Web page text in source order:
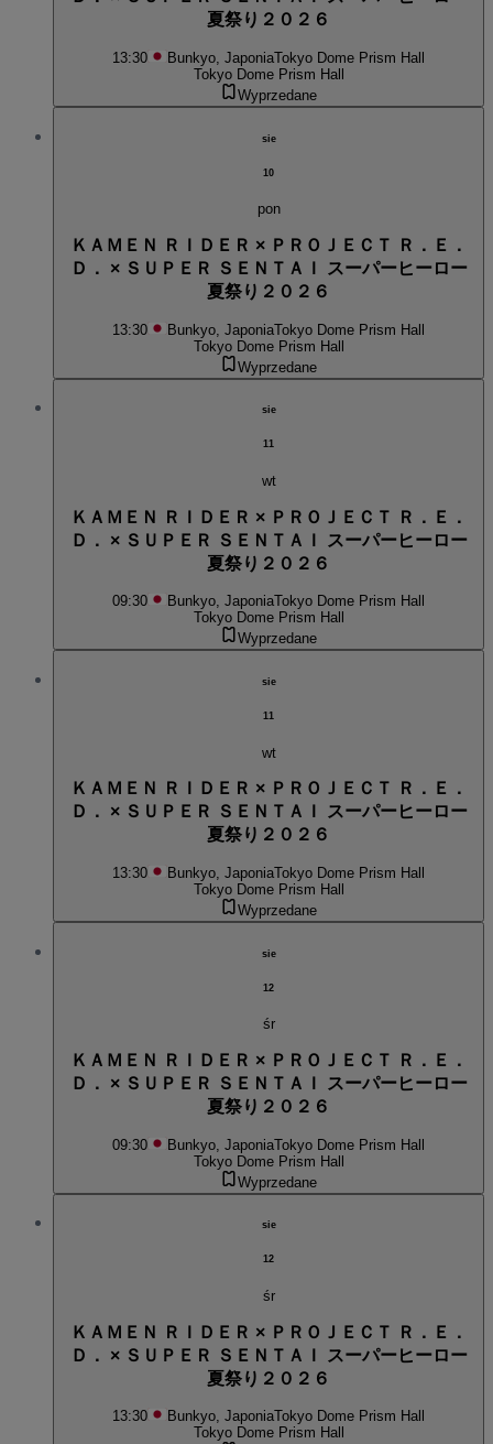
夏祭り２０２６
13:30 Bunkyo, JaponiaTokyo Dome Prism Hall
Tokyo Dome Prism Hall
Wyprzedane
sie
10
pon
ＫＡＭＥＮ ＲＩＤＥＲ × ＰＲＯＪＥＣＴ Ｒ．Ｅ．
Ｄ． × ＳＵＰＥＲ ＳＥＮＴＡＩ スーパーヒーロー
夏祭り２０２６
13:30 Bunkyo, JaponiaTokyo Dome Prism Hall
Tokyo Dome Prism Hall
Wyprzedane
sie
11
wt
ＫＡＭＥＮ ＲＩＤＥＲ × ＰＲＯＪＥＣＴ Ｒ．Ｅ．
Ｄ． × ＳＵＰＥＲ ＳＥＮＴＡＩ スーパーヒーロー
夏祭り２０２６
09:30 Bunkyo, JaponiaTokyo Dome Prism Hall
Tokyo Dome Prism Hall
Wyprzedane
sie
11
wt
ＫＡＭＥＮ ＲＩＤＥＲ × ＰＲＯＪＥＣＴ Ｒ．Ｅ．
Ｄ． × ＳＵＰＥＲ ＳＥＮＴＡＩ スーパーヒーロー
夏祭り２０２６
13:30 Bunkyo, JaponiaTokyo Dome Prism Hall
Tokyo Dome Prism Hall
Wyprzedane
sie
12
śr
ＫＡＭＥＮ ＲＩＤＥＲ × ＰＲＯＪＥＣＴ Ｒ．Ｅ．
Ｄ． × ＳＵＰＥＲ ＳＥＮＴＡＩ スーパーヒーロー
夏祭り２０２６
09:30 Bunkyo, JaponiaTokyo Dome Prism Hall
Tokyo Dome Prism Hall
Wyprzedane
sie
12
śr
ＫＡＭＥＮ ＲＩＤＥＲ × ＰＲＯＪＥＣＴ Ｒ．Ｅ．
Ｄ． × ＳＵＰＥＲ ＳＥＮＴＡＩ スーパーヒーロー
夏祭り２０２６
13:30 Bunkyo, JaponiaTokyo Dome Prism Hall
Tokyo Dome Prism Hall